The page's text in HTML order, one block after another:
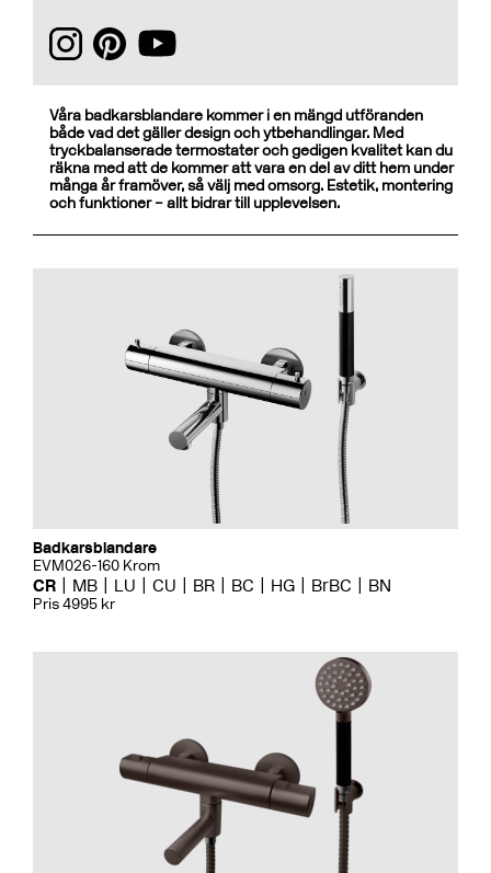
Våra badkarsblandare kommer i en mängd utföranden
både vad det gäller design och ytbehandlingar. Med
tryckbalanserade termostater och gedigen kvalitet kan du
räkna med att de kommer att vara en del av ditt hem under
många år framöver, så välj med omsorg. Estetik, montering
och funktioner – allt bidrar till upplevelsen.
Badkarsblandare
EVM026-160 Krom
CR MB LU CU BR BC HG BrBC BN
Pris 4995 kr